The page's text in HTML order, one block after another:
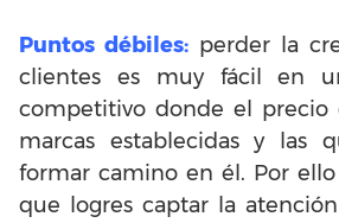
Puntos débiles: perder la
clientes es muy fácil en
competitivo donde el precio
marcas establecidas y las
formar camino en él. Por
que logres captar la